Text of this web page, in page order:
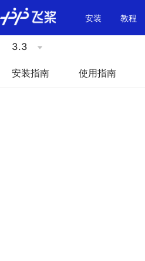
\u200E
安装
教程
3.3
安装指南 使用指南